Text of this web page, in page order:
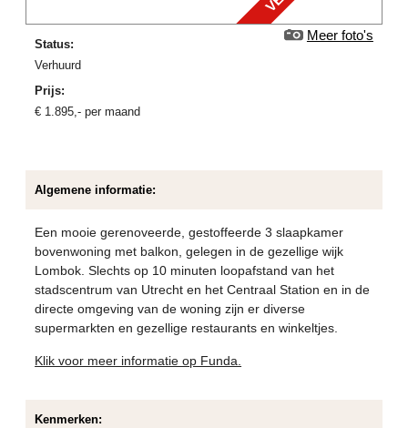
Meer foto's
Status:
verhuurd
Prijs:
€ 1.895,- per maand
Algemene informatie:
Een mooie gerenoveerde, gestoffeerde 3 slaapkamer
bovenwoning met balkon, gelegen in de gezellige wijk
Lombok. Slechts op 10 minuten loopafstand van het
stadscentrum van Utrecht en het Centraal Station en in de
directe omgeving van de woning zijn er diverse
supermarkten en gezellige restaurants en winkeltjes.
Klik voor meer informatie op Funda.
Kenmerken: